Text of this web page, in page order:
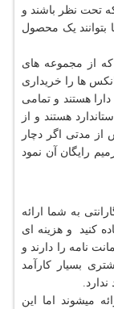
که تحت نظر باشند و
یک محصول
از مجموعه های
ها را خریداری
هستند و تمامی
هستند و از
از مدتی اگر دچار
رایگان آن نمود
به شما ارائه
کنید و هزینه ای
نامه را دارند و
بسیار کارآمد
میشوند اما این